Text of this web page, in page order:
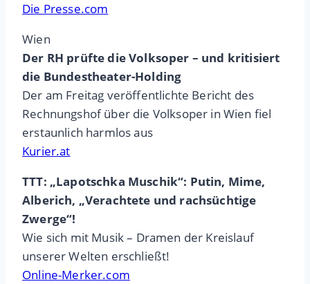
Die Presse.com
Wien
Der RH prüfte die Volksoper – und kritisiert
die Bundestheater-Holding
Der am Freitag veröffentlichte Bericht des
Rechnungshof über die Volksoper in Wien fiel
erstaunlich harmlos aus
Kurier.at
TTT: „Lapotschka Muschik“: Putin, Mime,
Alberich, „Verachtete und rachsüchtige
Zwerge“!
Wie sich mit Musik – Dramen der Kreislauf
unserer Welten erschließt!
Online-Merker.com